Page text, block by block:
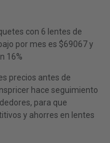
con 6 lentes de
por mes es $69067 y
16%
precios antes de
hace seguimiento
para que
y ahorres en lentes